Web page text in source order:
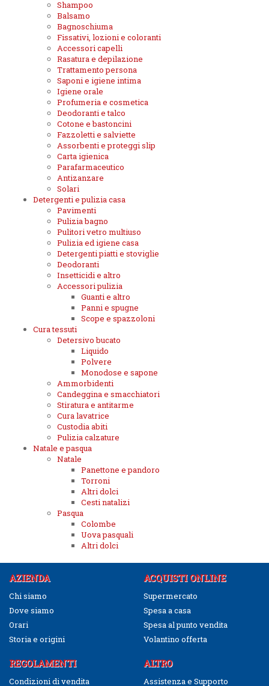
Shampoo
Balsamo
Bagnoschiuma
Fissativi, lozioni e coloranti
Accessori capelli
Rasatura e depilazione
Trattamento persona
Saponi e igiene intima
Igiene orale
Profumeria e cosmetica
Deodoranti e talco
Cotone e bastoncini
Fazzoletti e salviette
Assorbenti e proteggi slip
Carta igienica
Parafarmaceutico
Antizanzare
Solari
Detergenti e pulizia casa
Pavimenti
Pulizia bagno
Pulitori vetro multiuso
Pulizia ed igiene casa
Detergenti piatti e stoviglie
Deodoranti
Insetticidi e altro
Accessori pulizia
Guanti e altro
Panni e spugne
Scope e spazzoloni
Cura tessuti
Detersivo bucato
Liquido
Polvere
Monodose e sapone
Ammorbidenti
Candeggina e smacchiatori
Stiratura e antitarme
Cura lavatrice
Custodia abiti
Pulizia calzature
Natale e pasqua
Natale
Panettone e pandoro
Torroni
Altri dolci
Cesti natalizi
Pasqua
Colombe
Uova pasquali
Altri dolci
AZIENDA
Chi siamo
Dove siamo
Orari
Storia e origini
ACQUISTI ONLINE
Supermercato
Spesa a casa
Spesa al punto vendita
Volantino offerta
REGOLAMENTI
Condizioni di vendita
ALTRO
Assistenza e Supporto